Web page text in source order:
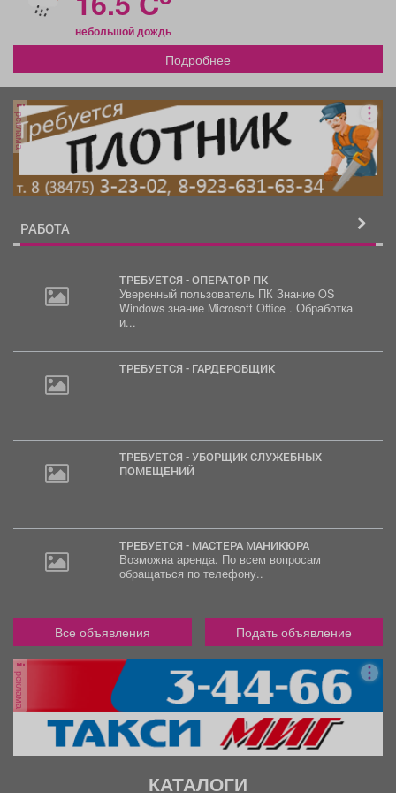
небольшой дождь
Подробнее
реклама
РАБОТА
ТРЕБУЕТСЯ - ОПЕРАТОР ПК
Уверенный пользователь ПК Знание OS
Windows знание Microsoft Office . Обработка
и...
ТРЕБУЕТСЯ - ГАРДЕРОБЩИК
ТРЕБУЕТСЯ - УБОРЩИК СЛУЖЕБНЫХ
ПОМЕЩЕНИЙ
ТРЕБУЕТСЯ - МАСТЕРА МАНИКЮРА
Возможна аренда. По всем вопросам
обращаться по телефону..
Все объявления Подать объявление
реклама
КАТАЛОГИ